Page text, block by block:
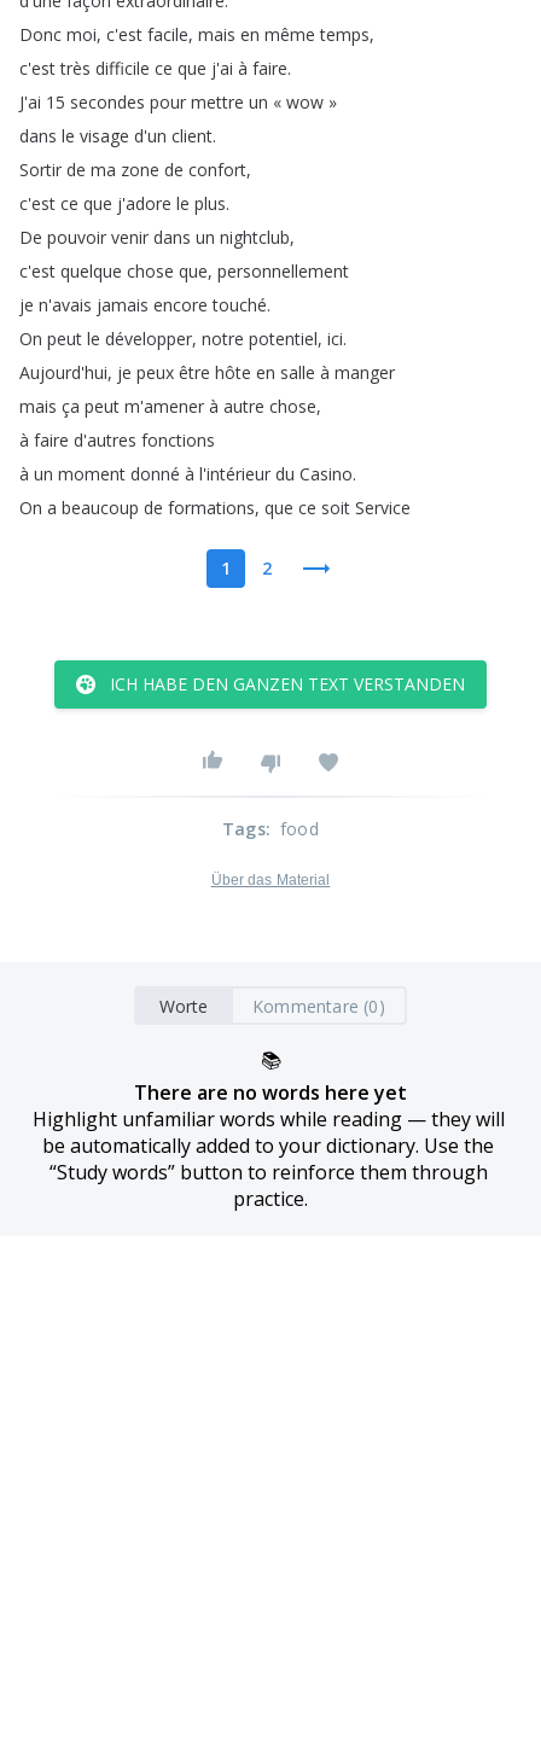
Donc moi, c'est facile, mais en même temps,
c'est très difficile ce que j'ai à faire.
J'ai 15 secondes pour mettre un « wow »
dans le visage d'un client.
Sortir de ma zone de confort,
c'est ce que j'adore le plus.
De pouvoir venir dans un nightclub,
c'est quelque chose que, personnellement
je n'avais jamais encore touché.
On peut le développer, notre potentiel, ici.
Aujourd'hui, je peux être hôte en salle à manger
mais ça peut m'amener à autre chose,
à faire d'autres fonctions
à un moment donné à l'intérieur du Casino.
On a beaucoup de formations, que ce soit Service
1 2
ICH HABE DEN GANZEN TEXT VERSTANDEN
Tags: food
Über das Material
Worte Kommentare (0)
📚
There are no words here yet
Highlight unfamiliar words while reading — they will
be automatically added to your dictionary. Use the
“Study words” button to reinforce them through
practice.